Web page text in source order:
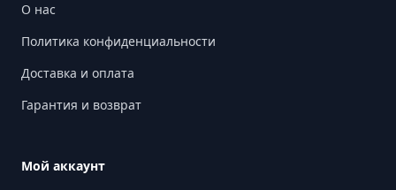
О нас
Политика конфиденциальности
Доставка и оплата
Гарантия и возврат
Мой аккаунт